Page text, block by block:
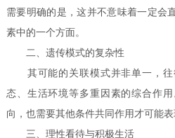
需要明确的是，这并不意味着一定会
素中的一个方面。
二、遗传模式的复杂性
其可能的关联模式并非单一，往
态、生活环境等多重因素的综合作
向，也需要其他条件共同作用才可能表
三、理性看待与积极生活